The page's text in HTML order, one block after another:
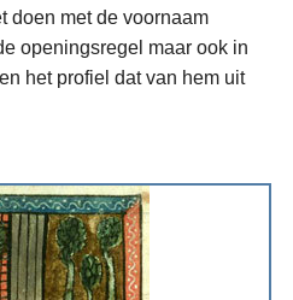
doen met de voornaam
openingsregel maar ook in
het profiel dat van hem uit